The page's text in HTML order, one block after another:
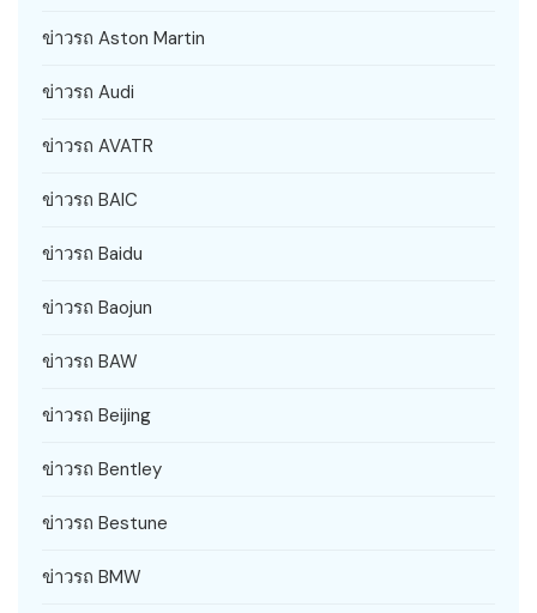
ข่าวรถ Aston Martin
ข่าวรถ Audi
ข่าวรถ AVATR
ข่าวรถ BAIC
ข่าวรถ Baidu
ข่าวรถ Baojun
ข่าวรถ BAW
ข่าวรถ Beijing
ข่าวรถ Bentley
ข่าวรถ Bestune
ข่าวรถ BMW